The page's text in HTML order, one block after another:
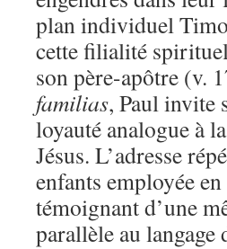
plan individuel
cette filialité
son père-apôtre (v.
familias, Paul invite
loyauté analogue à
Jésus. L’adresse
enfants employée
témoignant d’une
parallèle au langage